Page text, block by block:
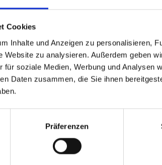
Cookies
Inhalte und Anzeigen zu personalisieren,
Website zu analysieren. Außerdem geben
für soziale Medien, Werbung und Analysen
Daten zusammen, die Sie ihnen
Präferenzen